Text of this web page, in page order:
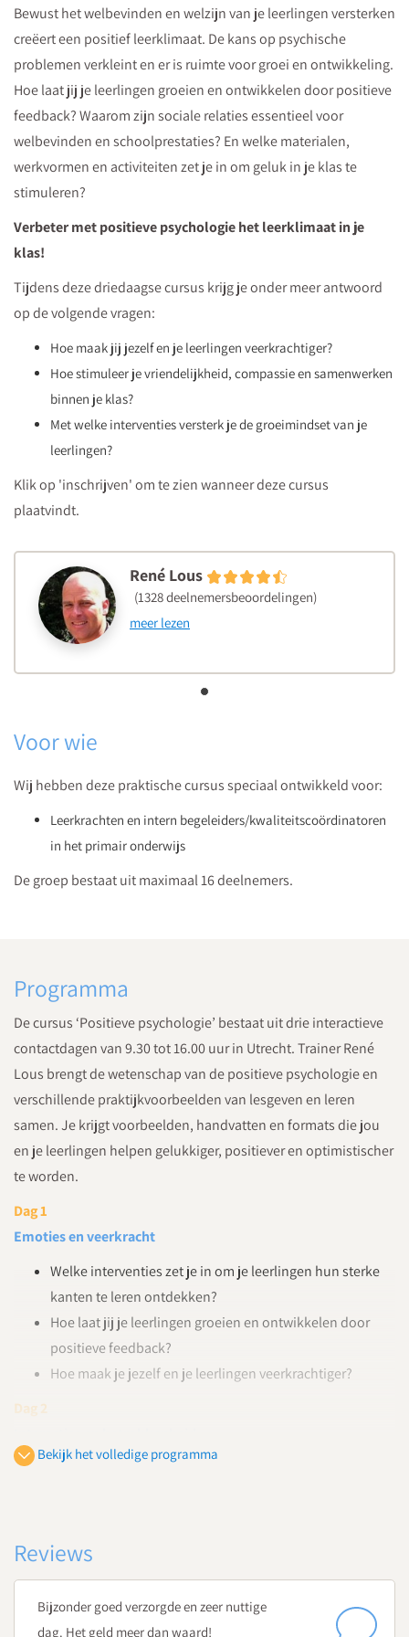
optimistisch
pedagogisch
klimaat
klas?
Download
deze
slinger
groeitaal.
Bewust het welbevinden en welzijn van je leerlingen versterken
creëert een positief leerklimaat. De kans op psychische
problemen verkleint en er is ruimte voor groei en ontwikkeling.
Hoe laat jij je leerlingen groeien en ontwikkelen door positieve
feedback? Waarom zijn sociale relaties essentieel voor
welbevinden en schoolprestaties? En welke materialen,
werkvormen en activiteiten zet je in om geluk in je klas te
stimuleren?
Verbeter met positieve psychologie het leerklimaat in je
klas!
Tijdens deze driedaagse cursus krijg je onder meer antwoord
op de volgende vragen:
Hoe maak jij jezelf en je leerlingen veerkrachtiger?
Hoe stimuleer je vriendelijkheid, compassie en samenwerken
binnen je klas?
Met welke interventies versterk je de groeimindset van je
leerlingen?
Klik op 'inschrijven' om te zien wanneer deze cursus
plaatvindt.
René Lous
(1328 deelnemersbeoordelingen)
meer lezen
Voor wie
Wij hebben deze praktische cursus speciaal ontwikkeld voor:
Leerkrachten en intern begeleiders/kwaliteitscoördinatoren
in het primair onderwijs
De groep bestaat uit maximaal 16 deelnemers.
Programma
De cursus ‘Positieve psychologie’ bestaat uit drie interactieve
contactdagen van 9.30 tot 16.00 uur in Utrecht. Trainer René
Lous brengt de wetenschap van de positieve psychologie en
verschillende praktijkvoorbeelden van lesgeven en leren
samen. Je krijgt voorbeelden, handvatten en formats die jou
en je leerlingen helpen gelukkiger, positiever en optimistischer
te worden.
Dag 1
Emoties en veerkracht
Welke interventies zet je in om je leerlingen hun sterke
kanten te leren ontdekken?
Hoe laat jij je leerlingen groeien en ontwikkelen door
positieve feedback?
Hoe maak je jezelf en je leerlingen veerkrachtiger?
Dag 2
Waarom zijn intrinsieke motivatie, betrokkenheid en
samenwerken binnen je klas?
de betrokkenheid en motivatie van je leerlingen?
Bekijk het volledige programma
Reviews
Bijzonder goed verzorgde en zeer nuttige
dag. Het geld meer dan waard!